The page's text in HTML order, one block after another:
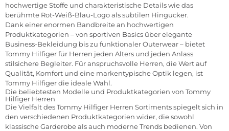
hochwertige Stoffe und charakteristische Details wie das
berühmte Rot-Weiß-Blau-Logo als subtilen Hingucker.
Dank einer enormen Bandbreite an hochwertigen
Produktkategorien – von sportiven Basics über elegante
Business-Bekleidung bis zu funktionaler Outerwear – bietet
Tommy Hilfiger für Herren jeden Alters und jeden Anlass
stilsichere Begleiter. Für anspruchsvolle Herren, die Wert auf
Qualität, Komfort und eine markentypische Optik legen, ist
Tommy Hilfiger die ideale Wahl.
Die beliebtesten Modelle und Produktkategorien von Tommy
Hilfiger Herren
Die Vielfalt des Tommy Hilfiger Herren Sortiments spiegelt sich in
den verschiedenen Produktkategorien wider, die sowohl
klassische Garderobe als auch moderne Trends bedienen. Von